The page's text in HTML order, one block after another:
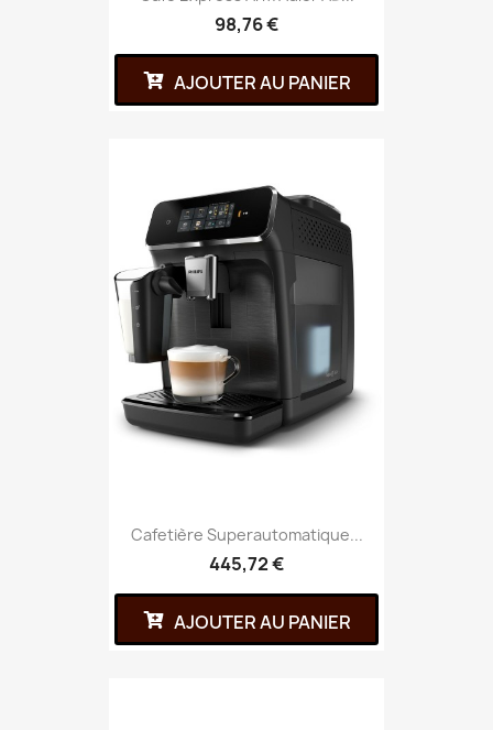
98,76 €
AJOUTER AU PANIER
Cafetière Superautomatique...
445,72 €
AJOUTER AU PANIER